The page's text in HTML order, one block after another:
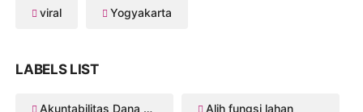
viral Yogyakarta
LABELS LIST
Akuntabilitas Dana Desa Alih fungsi lahan